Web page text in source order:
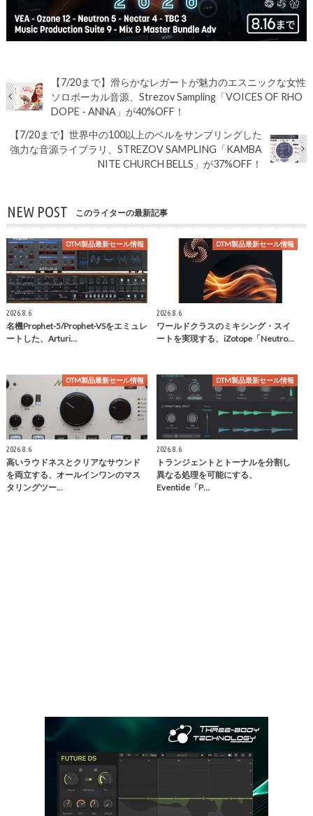
【7/20まで】滑らかなレガートが魅力のエスニックな女性
ソロボーカル音源、Strezov Sampling「VOICES OF RHO
DOPE - ANNA」が40%OFF！
【7/20まで】世界中の100以上のベルをサンプリングした
強力な音源ライブラリ、STREZOV SAMPLING「KAMBA
NITE CHURCH BELLS」が37%OFF！
NEW POST このライターの最新記事
DTM製品最新セール情報
2026.8.6
名機Prophet-5/Prophet-VSをエミュレ
ートした、Arturi…
DTM製品最新セール情報
2026.8.6
ワールドクラスのミキシング・スイ
ートを実現する、iZotope「Neutro…
DTM製品最新セール情報
2026.8.6
高いラウドネスとクリアなサウンド
を両立する、オールインワンのマス
タリングツー…
DTM製品最新セール情報
2026.8.6
トランジェントとトーナルを分割し
異なる処理を可能にする、
Eventide「P…